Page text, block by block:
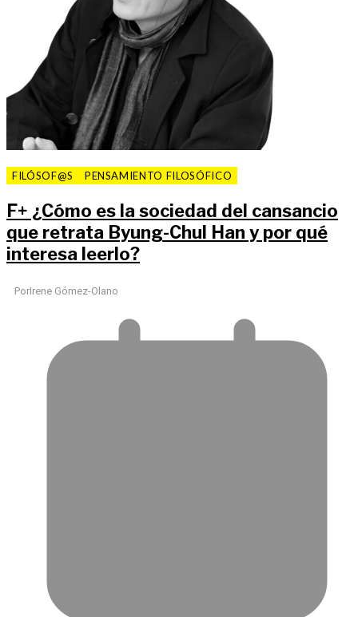
FILÓSOF@S PENSAMIENTO FILOSÓFICO
F+ ¿Cómo es la sociedad del cansancio
que retrata Byung-Chul Han y por qué
interesa leerlo?
PorIrene Gómez-Olano